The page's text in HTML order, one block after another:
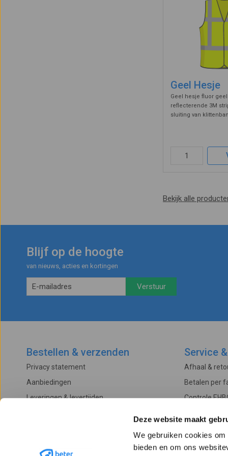
Deze website maakt
We gebruiken cookies
bieden en om ons
Geel Hesje
Geel hesje fluor geel
reflecterende 3M
sluiting van
striping is een
Rijkswaterstaat, dit
Bekijk alle
Blijf op de hoogte
van nieuws, acties en kortingen
Bestellen & verzenden
Privacy statement
Aanbiedingen
Leveringen & levertijden
Service
Afhaal &
Betalen per
Controle